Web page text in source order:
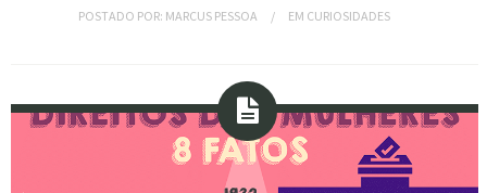
POSTADO POR: MARCUS PESSOA EM CURIOSIDADES